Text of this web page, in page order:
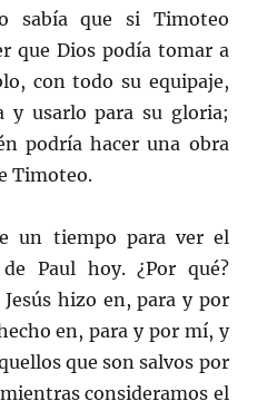
sabía que si Timoteo
que Dios podía tomar a
con todo su equipaje,
y usarlo para su gloria;
podría hacer una obra
Timoteo.
un tiempo para ver el
Paul hoy. ¿Por qué?
hizo en, para y por
en, para y por mí, y
que son salvos por
consideramos el